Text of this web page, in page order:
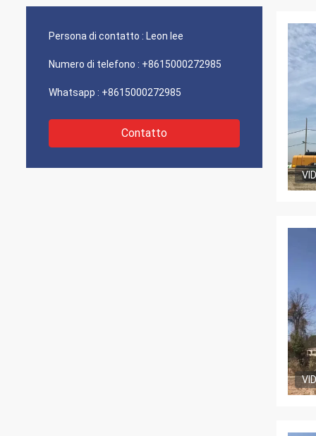
Persona di contatto : Leon lee
Numero di telefono : +8615000272985
Whatsapp : +8615000272985
Contatto